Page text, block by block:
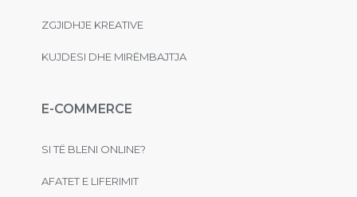
ZGJIDHJE KREATIVE
KUJDESI DHE MIRËMBAJTJA
E-COMMERCE
SI TË BLENI ONLINE?
AFATET E LIFERIMIT